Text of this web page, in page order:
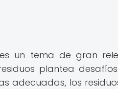
un tema de gran
plantea
adecuadas, los